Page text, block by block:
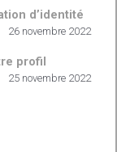
d’identité
26 novembre 2022
profil
25 novembre 2022